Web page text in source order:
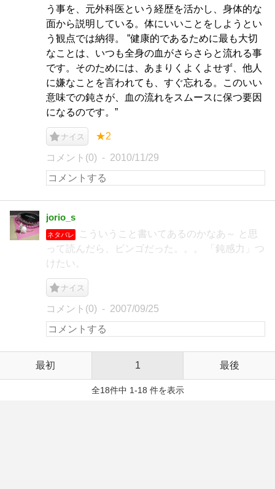
う事を、元外科医という経歴を活かし、身体的な
面から説明している。体にいいことをしようとい
う観点では納得。 ”健康的であるために最も大切
なことは、いつも全身の血がさらさらと流れる事
です。そのためには、あまりくよくよせず、他人
に嫌なことを言われても、すぐ忘れる。このいい
意味での鈍さが、血の流れをスムースに保つ要因
になるのです。”
ナイス ★2
コメント(0) 2010/11/29
jorio_s
ネタバレ
こういうこと書いてあるのかなあ～ と思
って読んだら、ビンゴだった。。。 「鈍感力」つ
けたい。
ナイス
コメント(0) 2007/09/25
最初 1 最後
全18件中 1-18 件を表示